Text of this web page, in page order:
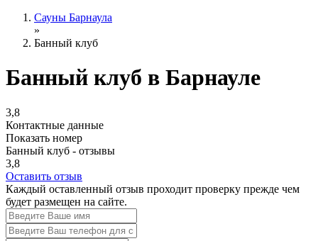
Сауны Барнаула
»
Банный клуб
Банный клуб в Барнауле
3,8
Контактные данные
Показать номер
Банный клуб - отзывы
3,8
Оставить отзыв
Каждый оставленный отзыв проходит проверку прежде чем
будет размещен на сайте.